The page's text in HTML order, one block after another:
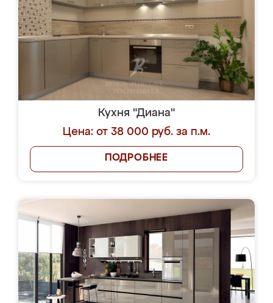
Кухня "Диана"
Цена: от 38 000 руб. за п.м.
ПОДРОБНЕЕ